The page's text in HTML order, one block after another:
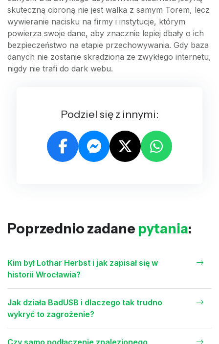
skuteczną obroną nie jest walka z samym Torem, lecz
wywieranie nacisku na firmy i instytucje, którym
powierza swoje dane, aby znacznie lepiej dbały o ich
bezpieczeństwo na etapie przechowywania. Gdy baza
danych nie zostanie skradziona ze zwykłego internetu,
nigdy nie trafi do dark webu.
Podziel się z innymi:
Poprzednio zadane pytania:
Kim był Lothar Herbst i jak zapisał się w
historii Wrocławia?
Jak działa BadUSB i dlaczego tak trudno
wykryć to zagrożenie?